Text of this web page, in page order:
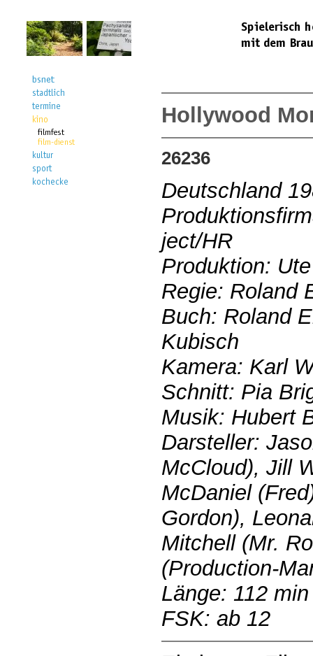
Hollywood
26236
Deutschland
ject/HR
Produktion:
Regie: Roland
Buch: Roland
Kubisch
Kamera: Karl
Schnitt: Pia
Musik: Hubert
Darsteller:
McCloud), Jill
McDaniel
Gordon),
Mitchell (Mr.
(Production-
Länge: 112 min
FSK: ab 12